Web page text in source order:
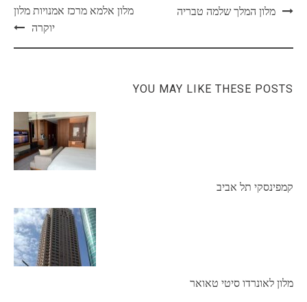
Postמלון המלך שלמה טבריה
מלון אלמא מרכז אמנויות מלון
יוקרה
YOU MAY LIKE THESE POSTS
קמפינסקי תל אביב
מלון לאונרדו סיטי טאואר